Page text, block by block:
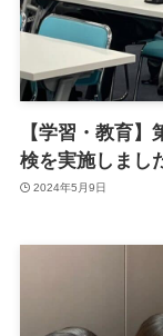
【学習・教育
検を実施しまし
2024年5月9日